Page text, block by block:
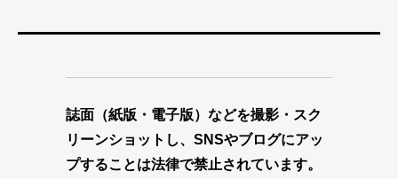
誌面（紙版・電子版）などを撮影・スク
リーンショットし、SNSやブログにアッ
プすることは法律で禁止されています。